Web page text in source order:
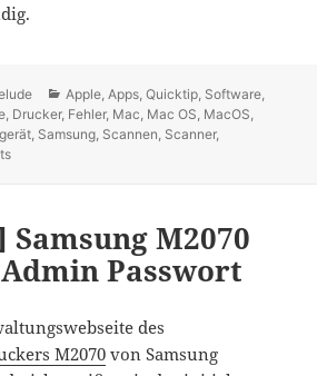
Categories
Apple Apps ,Quicktip Software
Drucker, Fehler, Mac Mac OS MacOS
Samsung Scannen Scanner,
M2070
Passwort
des
M2070 von Samsung